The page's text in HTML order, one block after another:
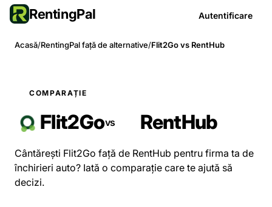
RentingPal Autentificare
Acasă/RentingPal față de alternative/Flit2Go vs RentHub
COMPARAȚIE
Flit2Govs RentHub
Cântărești Flit2Go față de RentHub pentru firma ta de
închirieri auto? Iată o comparație care te ajută să
decizi.